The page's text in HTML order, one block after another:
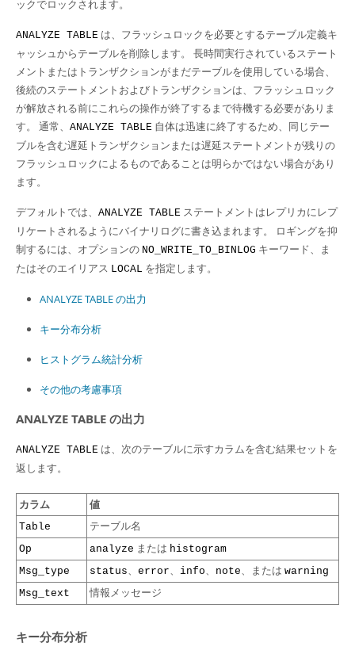
ックでロックされます。
ANALYZE TABLE は、フラッシュロックを必要とするテーブル定義キ
ャッシュからテーブルを削除します。 長時間実行されているステート
メントまたはトランザクションがまだテーブルを使用している場合、
後続のステートメントおよびトランザクションは、フラッシュロック
が解放される前にこれらの操作が終了するまで待機する必要がありま
す。 通常、 ANALYZE TABLE 自体は迅速に終了するため、同じテー
ブルを含む遅延トランザクションまたは遅延ステートメントが残りの
フラッシュロックによるものであることは明らかではない場合があり
ます。
デフォルトでは、 ANALYZE TABLE ステートメントはレプリカにレプ
リケートされるようにバイナリログに書き込まれます。 ロギングを抑
制するには、オプションの NO_WRITE_TO_BINLOG キーワード、ま
たはそのエイリアス LOCAL を指定します。
ANALYZE TABLE の出力
キー分布分析
ヒストグラム統計分析
その他の考慮事項
ANALYZE TABLE の出力
ANALYZE TABLE は、次のテーブルに示すカラムを含む結果セットを
返します。
カラム 値
Table テーブル名
Op analyze または histogram
Msg_type
status、 error、 info、 note、または warning
Msg_text
情報メッセージ
キー分布分析